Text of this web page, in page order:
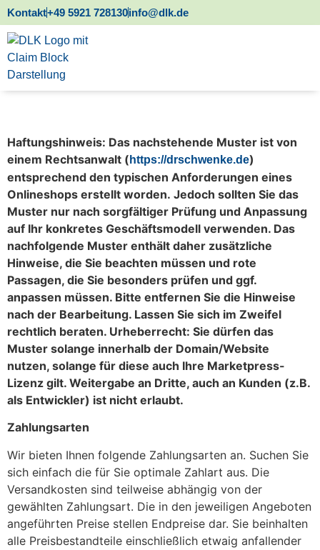
Kontakt+49 5921 728130info@dlk.de
Haftungshinweis: Das nachstehende Muster ist von
einem Rechtsanwalt ( https://drschwenke.de)
entsprechend den typischen Anforderungen eines
Onlineshops erstellt worden. Jedoch sollten Sie das
Muster nur nach sorgfältiger Prüfung und Anpassung
auf Ihr konkretes Geschäftsmodell verwenden. Das
nachfolgende Muster enthält daher zusätzliche
Hinweise, die Sie beachten müssen und rote
Passagen, die Sie besonders prüfen und ggf.
anpassen müssen. Bitte entfernen Sie die Hinweise
nach der Bearbeitung. Lassen Sie sich im Zweifel
rechtlich beraten. Urheberrecht: Sie dürfen das
Muster solange innerhalb der Domain/Website
nutzen, solange für diese auch Ihre Marketpress-
Lizenz gilt. Weitergabe an Dritte, auch an Kunden (z.B.
als Entwickler) ist nicht erlaubt.
Zahlungsarten
Wir bieten Ihnen folgende Zahlungsarten an. Suchen Sie
sich einfach die für Sie optimale Zahlart aus. Die
Versandkosten sind teilweise abhängig von der
gewählten Zahlungsart. Die in den jeweiligen Angeboten
angeführten Preise stellen Endpreise dar. Sie beinhalten
alle Preisbestandteile einschließlich etwaig anfallender